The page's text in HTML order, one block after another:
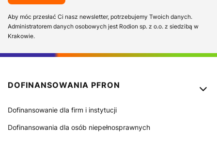
Aby móc przesłać Ci nasz newsletter, potrzebujemy Twoich danych.
Administratorem danych osobowych jest Rodion sp. z o.o. z siedzibą w
Krakowie.
Linki w stopce
DOFINANSOWANIA PFRON
Dofinansowanie dla firm i instytucji
Dofinansowania dla osób niepełnosprawnych